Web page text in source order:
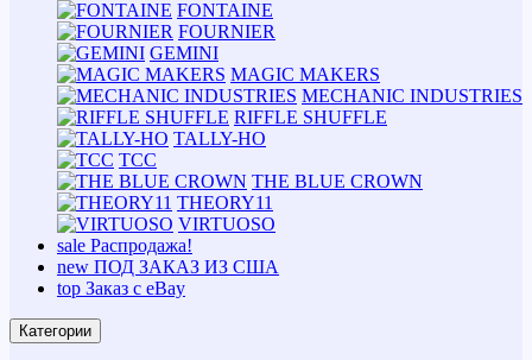
FONTAINE
FOURNIER
GEMINI
MAGIC MAKERS
MECHANIC INDUSTRIES
RIFFLE SHUFFLE
TALLY-HO
TCC
THE BLUE CROWN
THEORY11
VIRTUOSO
sale Распродажа!
new ПОД ЗАКАЗ ИЗ США
top Заказ с eBay
Категории